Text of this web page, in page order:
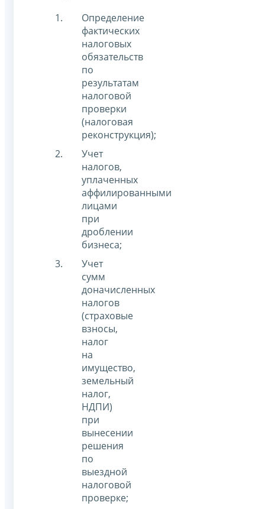
Определение
фактических
налоговых
обязательств
по
результатам
налоговой
проверки
(налоговая
реконструкция);
Учет
налогов,
уплаченных
аффилированными
лицами
при
дроблении
бизнеса;
Учет
сумм
доначисленных
налогов
(страховые
взносы,
налог
на
имущество,
земельный
налог,
НДПИ)
при
вынесении
решения
по
выездной
налоговой
проверке;